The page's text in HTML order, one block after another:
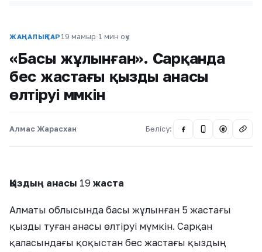
ЖАҢАЛЫҚТАР 19 мамыр·1 мин оқу
«Басы жұлынған». Сарқанда
бес жастағы қызды анасы
өлтіруі мүмкін
Алмас Жарасхан Бөлісу: @
Қыздың анасы 19 жаста
Алматы облысында басы жұлынған 5 жастағы
қызды туған анасы өлтіруі мүмкін. Сарқан
қаласындағы қоқыстан бес жастағы қыздың